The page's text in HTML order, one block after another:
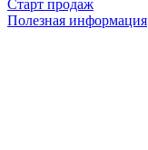
Старт продаж
Полезная информация